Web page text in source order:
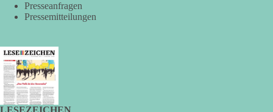
einen Antrag einbringt, sondern ob er Sachsen-Anhalt konkret
weiterbringt.
Ablehnung. Keine politische Verschmelzung.
💬 Was ist dir wichtiger: feste Lager oder unabhängige
Entscheidungen? 👇
#dieBasis #SachsenAnhalt
Presseanfragen
Pressemitteilungen